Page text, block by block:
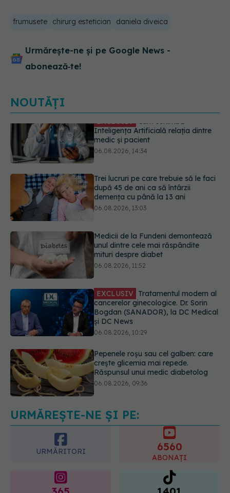
frumusete chirurg estetician daniela diveica
Urmărește-ne și pe Google News -
abonează‑te!
NOUTĂȚI
Trei lucruri pe care trebuie să le faci
după 45 de ani ca să întârzii
demența cu până la 13 ani
Medicii de la Fundeni demontează
unul dintre cele mai răspândite
mituri despre diabet
EXCLUSIV Tratamentul modern al
cancerelor ginecologice. Dr. Sorin
Bogdan (SANADOR), la DC Medical
06.08.2026, 10:29
Pepenele roșu sau cel galben: care
crește glicemia mai repede.
Răspunsul unui medic diabetolog
EXCLUSIV Cum schimbă
Inteligența Artificială relația dintre
medic și pacient
URMĂREȘTE-NE ȘI PE:
URMĂRITORI 6560
ABONAȚI